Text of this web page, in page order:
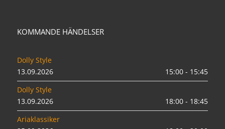
KOMMANDE HÄNDELSER
Dolly Style
13.09.2026
15:00 - 15:45
Dolly Style
13.09.2026
18:00 - 18:45
Ariaklassiker